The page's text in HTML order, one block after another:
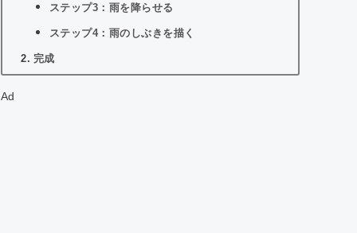
ステップ3：雨を降らせる
ステップ4：雨のしぶきを描く
完成
Ad